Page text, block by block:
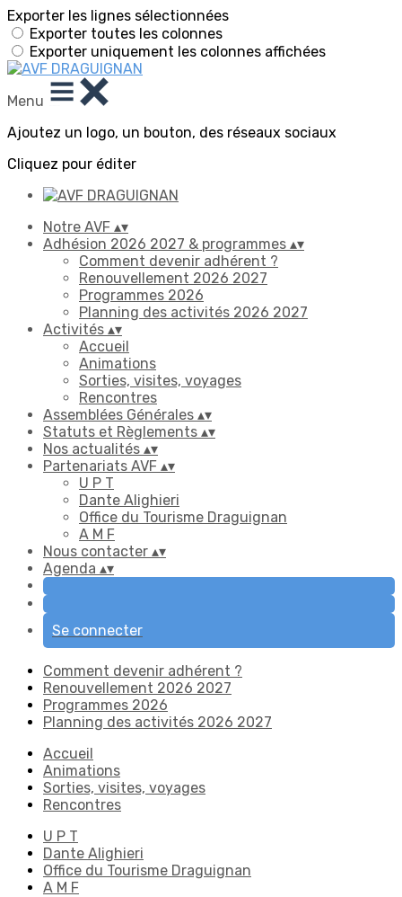
Exporter les lignes sélectionnées
Exporter toutes les colonnes
Exporter uniquement les colonnes affichées
Menu
Ajoutez un logo, un bouton, des réseaux sociaux
Cliquez pour éditer
Notre AVF ▴▾
Adhésion 2026 2027 & programmes ▴▾
Comment devenir adhérent ?
Renouvellement 2026 2027
Programmes 2026
Planning des activités 2026 2027
Activités ▴▾
Accueil
Animations
Sorties, visites, voyages
Rencontres
Assemblées Générales ▴▾
Statuts et Règlements ▴▾
Nos actualités ▴▾
Partenariats AVF ▴▾
U P T
Dante Alighieri
Office du Tourisme Draguignan
A M F
Nous contacter ▴▾
Agenda ▴▾
Se connecter
Comment devenir adhérent ?
Renouvellement 2026 2027
Programmes 2026
Planning des activités 2026 2027
Accueil
Animations
Sorties, visites, voyages
Rencontres
U P T
Dante Alighieri
Office du Tourisme Draguignan
A M F